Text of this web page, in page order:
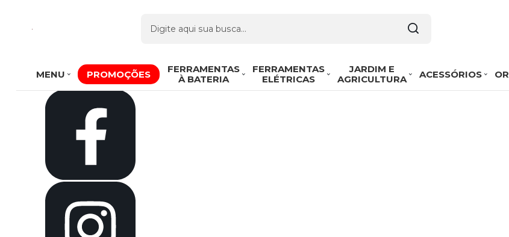
FavoritosMENU PROMOÇÕES
FERRAMENTAS
À BATERIA
FERRAMENTAS
ELÉTRICAS
JARDIM E
AGRICULTURA
ACESSÓRIOS